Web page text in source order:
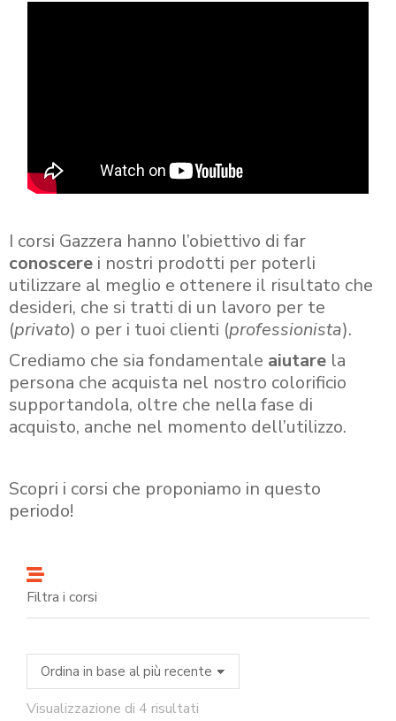
I corsi Gazzera hanno l’obiettivo di far
conoscere i nostri prodotti per poterli
utilizzare al meglio e ottenere il risultato che
desideri, che si tratti di un lavoro per te
(privato) o per i tuoi clienti (professionista).
Crediamo che sia fondamentale aiutare la
persona che acquista nel nostro colorificio
supportandola, oltre che nella fase di
acquisto, anche nel momento dell’utilizzo.
Scopri i corsi che proponiamo in questo
periodo!
Filtra i corsi
Visualizzazione di 4 risultati